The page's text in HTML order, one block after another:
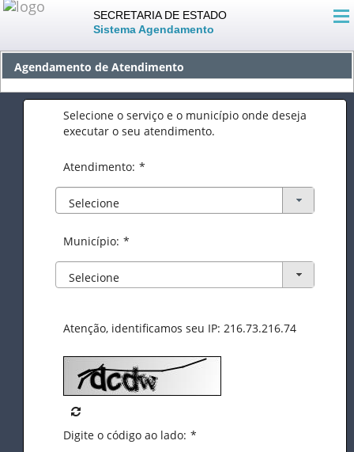
SECRETARIA DE ESTADO
Sistema Agendamento
Agendamento de Atendimento
Selecione o serviço e o município onde deseja
executar o seu atendimento.
Atendimento: *
Selecione
Município: *
Selecione
Atenção, identificamos seu IP: 216.73.216.74
Digite o código ao lado: *